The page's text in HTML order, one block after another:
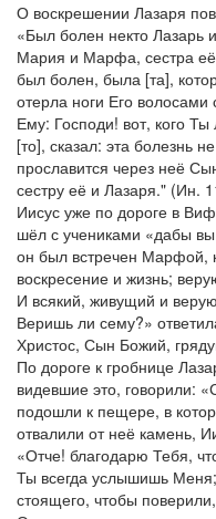
О воскрешении Лазаря
«Был болен некто Лазарь
Мария и Марфа, сестра
был болен, была [та],
отерла ноги Его
Ему: Господи! вот, кого
[то], сказал: эта болезнь
прославится через неё
сестру её и Лазаря." (Ин.
Иисус уже по дороге в
шёл с учениками «дабы
он был встречен Марфой,
воскресение и жизнь;
И всякий, живущий и
Веришь ли сему?»
Христос, Сын Божий,
По дороге к гробнице
видевшие это, говорили:
подошли к пещере, в
отвалили от неё камень,
«Отче! благодарю Тебя,
Ты всегда услышишь
стоящего, чтобы